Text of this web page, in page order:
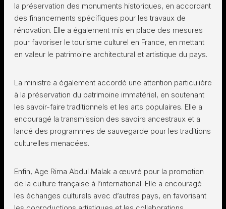
la préservation des monuments historiques, en accordant
des financements spécifiques pour les travaux de
rénovation. Elle a également mis en place des mesures
pour favoriser le tourisme culturel en France, en mettant
en valeur le patrimoine architectural et artistique du pays.
La ministre a également accordé une attention particulière
à la préservation du patrimoine immatériel, en soutenant
les savoir-faire traditionnels et les arts populaires. Elle a
encouragé la transmission des savoirs ancestraux et a
lancé des programmes de sauvegarde pour les traditions
culturelles menacées.
Enfin, Age Rima Abdul Malak a œuvré pour la promotion
de la culture française à l’international. Elle a encouragé
les échanges culturels avec d’autres pays, en favorisant